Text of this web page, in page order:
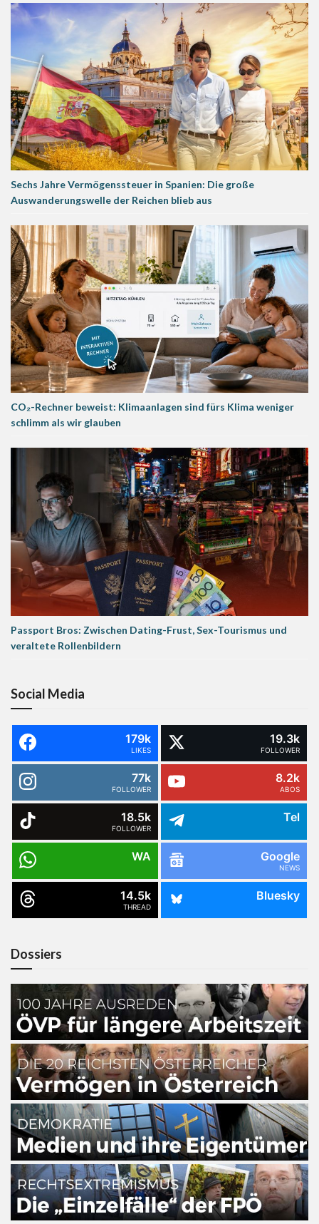
Sechs Jahre Vermögenssteuer in Spanien: Die große
Auswanderungswelle der Reichen blieb aus
CO₂-Rechner beweist: Klimaanlagen sind fürs Klima weniger
schlimm als wir glauben
Passport Bros: Zwischen Dating-Frust, Sex-Tourismus und
veraltete Rollenbildern
Social Media
179k
LIKES
19.3k
FOLLOWER
77k
FOLLOWER
8.2k
ABOS
18.5k
FOLLOWER
Tel
WA Google
NEWS
14.5k
THREAD
Bluesky
Dossiers